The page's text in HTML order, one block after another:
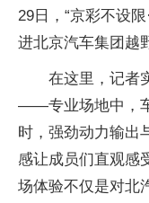
29日，“京彩不设
进北京汽车集团越
在这里，记者
——专业场地中，
时，强劲动力输出
感让成员们直观感
场体验不仅是对北